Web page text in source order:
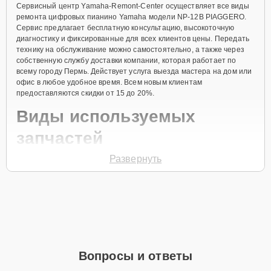
Сервисный центр Yamaha-Remont-Center осуществляет все виды
ремонта цифровых пианино Yamaha модели NP-12B PIAGGERO.
Сервис предлагает бесплатную консультацию, высокоточную
диагностику и фиксированные для всех клиентов цены. Передать
технику на обслуживание можно самостоятельно, а также через
собственную службу доставки компании, которая работает по
всему городу Пермь. Действует услуга выезда мастера на дом или
офис в любое удобное время. Всем новым клиентам
предоставляются скидки от 15 до 20%.
Виды используемых
запчастей
Для ремонта цифрового пианино модели NP-12B PIAGGERO
активное использование устройства дольше
Развернуть
Вопросы и ответы